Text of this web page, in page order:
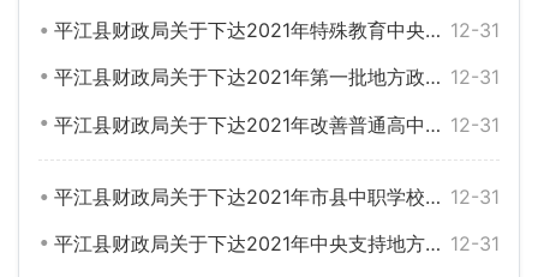
12-31
平江县财政局关于下达2021年特殊教育中央补助资金的通知
12-31
平江县财政局关于下达2021年第一批地方政府新增债务限额的通知
12-31
平江县财政局关于下达2021年改善普通高中办学条件中央补助资金的通知
12-31
平江县财政局关于下达2021年市县中职学校改善办学条件中央资金的通知
12-31
平江县财政局关于下达2021年中央支持地方公共文化服务体系建设（老少边及欠发达地区基层应急广播体系建设）补助资金的通知